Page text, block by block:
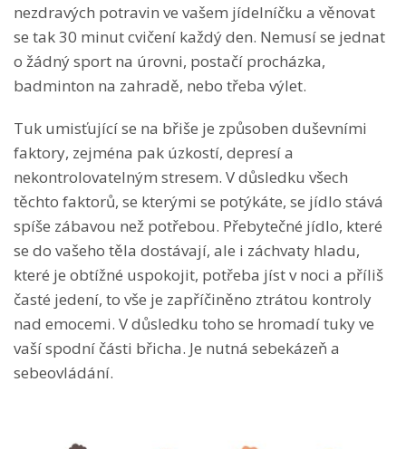
nezdravých potravin ve vašem jídelníčku a věnovat
se tak 30 minut cvičení každý den. Nemusí se jednat
o žádný sport na úrovni, postačí procházka,
badminton na zahradě, nebo třeba výlet.
Tuk umisťující se na břiše je způsoben duševními
faktory, zejména pak úzkostí, depresí a
nekontrolovatelným stresem. V důsledku všech
těchto faktorů, se kterými se potýkáte, se jídlo stává
spíše zábavou než potřebou. Přebytečné jídlo, které
se do vašeho těla dostávají, ale i záchvaty hladu,
které je obtížné uspokojit, potřeba jíst v noci a příliš
časté jedení, to vše je zapříčiněno ztrátou kontroly
nad emocemi. V důsledku toho se hromadí tuky ve
vaší spodní části břicha. Je nutná sebekázeň a
sebeovládání.